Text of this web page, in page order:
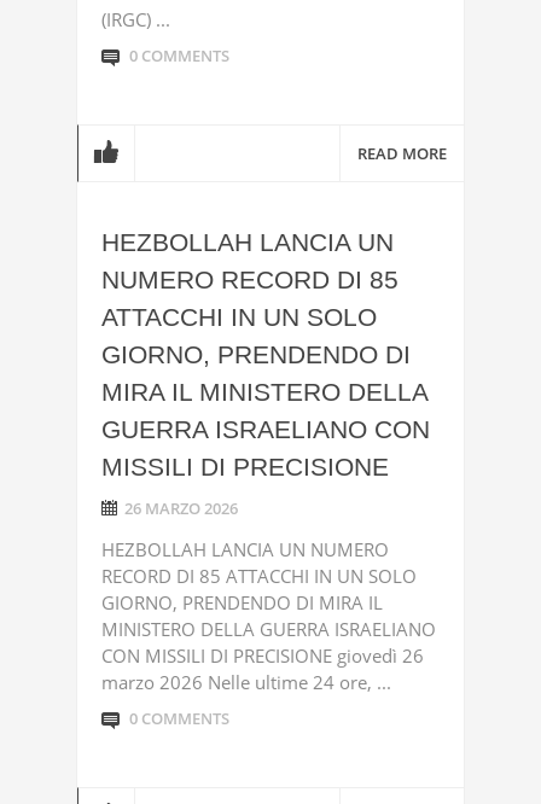
(IRGC) ...
0 COMMENTS
READ MORE
HEZBOLLAH LANCIA UN
NUMERO RECORD DI 85
ATTACCHI IN UN SOLO
GIORNO, PRENDENDO DI
MIRA IL MINISTERO DELLA
GUERRA ISRAELIANO CON
MISSILI DI PRECISIONE
26 MARZO 2026
HEZBOLLAH LANCIA UN NUMERO
RECORD DI 85 ATTACCHI IN UN SOLO
GIORNO, PRENDENDO DI MIRA IL
MINISTERO DELLA GUERRA ISRAELIANO
CON MISSILI DI PRECISIONE giovedì 26
marzo 2026 Nelle ultime 24 ore, ...
0 COMMENTS